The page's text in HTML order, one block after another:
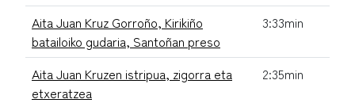
Aita Juan Kruz Gorroño, Kirikiño
batailoiko gudaria, Santoñan preso
3:33min
Aita Juan Kruzen istripua, zigorra eta
etxeratzea
2:35min